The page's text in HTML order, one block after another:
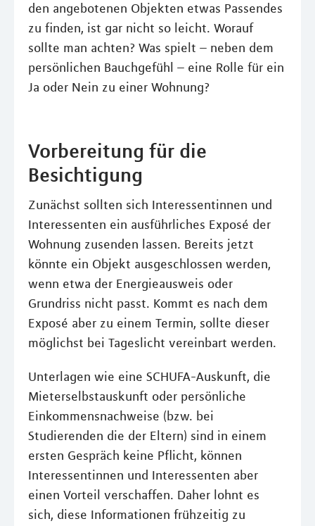
den angebotenen Objekten etwas Passendes
zu finden, ist gar nicht so leicht. Worauf
sollte man achten? Was spielt – neben dem
persönlichen Bauchgefühl – eine Rolle für ein
Ja oder Nein zu einer Wohnung?
Vorbereitung für die
Besichtigung
Zunächst sollten sich Interessentinnen und
Interessenten ein ausführliches Exposé der
Wohnung zusenden lassen. Bereits jetzt
könnte ein Objekt ausgeschlossen werden,
wenn etwa der Energieausweis oder
Grundriss nicht passt. Kommt es nach dem
Exposé aber zu einem Termin, sollte dieser
möglichst bei Tageslicht vereinbart werden.
Unterlagen wie eine SCHUFA-Auskunft, die
Mieterselbstauskunft oder persönliche
Einkommensnachweise (bzw. bei
Studierenden die der Eltern) sind in einem
ersten Gespräch keine Pflicht, können
Interessentinnen und Interessenten aber
einen Vorteil verschaffen. Daher lohnt es
sich, diese Informationen frühzeitig zu